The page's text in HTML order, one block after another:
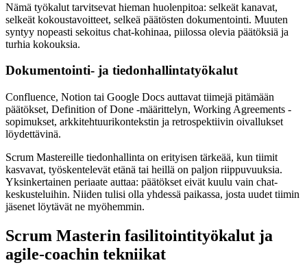
Nämä työkalut tarvitsevat hieman huolenpitoa: selkeät kanavat,
selkeät kokoustavoitteet, selkeä päätösten dokumentointi. Muuten
syntyy nopeasti sekoitus chat-kohinaa, piilossa olevia päätöksiä ja
turhia kokouksia.
Dokumentointi- ja tiedonhallintatyökalut
Confluence, Notion tai Google Docs auttavat tiimejä pitämään
päätökset, Definition of Done -määrittelyn, Working Agreements -
sopimukset, arkkitehtuurikontekstin ja retrospektiivin oivallukset
löydettävinä.
Scrum Mastereille tiedonhallinta on erityisen tärkeää, kun tiimit
kasvavat, työskentelevät etänä tai heillä on paljon riippuvuuksia.
Yksinkertainen periaate auttaa: päätökset eivät kuulu vain chat-
keskusteluihin. Niiden tulisi olla yhdessä paikassa, josta uudet tiimin
jäsenet löytävät ne myöhemmin.
Scrum Masterin fasilitointityökalut ja
agile-coachin tekniikat